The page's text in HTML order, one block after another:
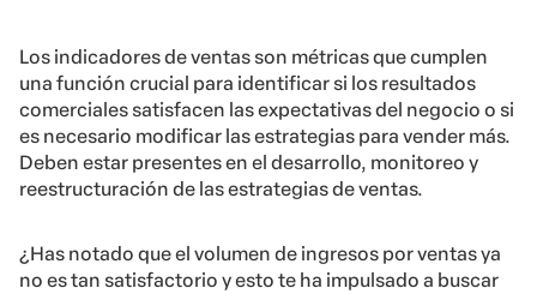
Los indicadores de ventas son métricas que cumplen
una función crucial para identificar si los resultados
comerciales satisfacen las expectativas del negocio o si
es necesario modificar las estrategias para vender más.
Deben estar presentes en el desarrollo, monitoreo y
reestructuración de las estrategias de ventas.
¿Has notado que el volumen de ingresos por ventas ya
no es tan satisfactorio y esto te ha impulsado a buscar